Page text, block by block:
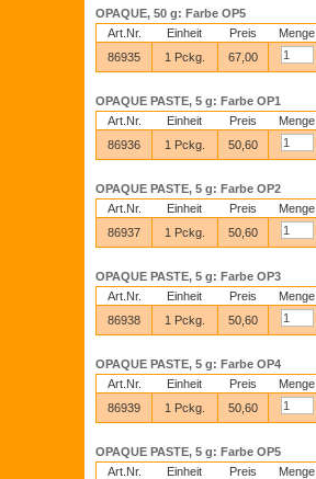
OPAQUE, 50 g: Farbe OP5
Art.Nr.
Einheit Preis
Menge
86935
1 Pckg. 67,00
OPAQUE PASTE, 5 g: Farbe OP1
Art.Nr.
Einheit Preis
Menge
86936
1 Pckg. 50,60
OPAQUE PASTE, 5 g: Farbe OP2
Art.Nr.
Einheit Preis
Menge
86937
1 Pckg. 50,60
OPAQUE PASTE, 5 g: Farbe OP3
Art.Nr.
Einheit Preis
Menge
86938
1 Pckg. 50,60
OPAQUE PASTE, 5 g: Farbe OP4
Art.Nr.
Einheit Preis
Menge
86939
1 Pckg. 50,60
OPAQUE PASTE, 5 g: Farbe OP5
Art.Nr.
Einheit Preis
Menge